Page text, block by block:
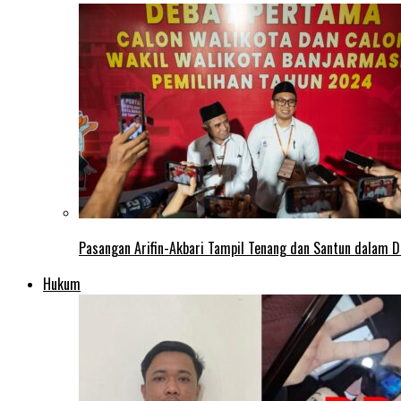
Pasangan Arifin-Akbari Tampil Tenang dan Santun dalam
Hukum